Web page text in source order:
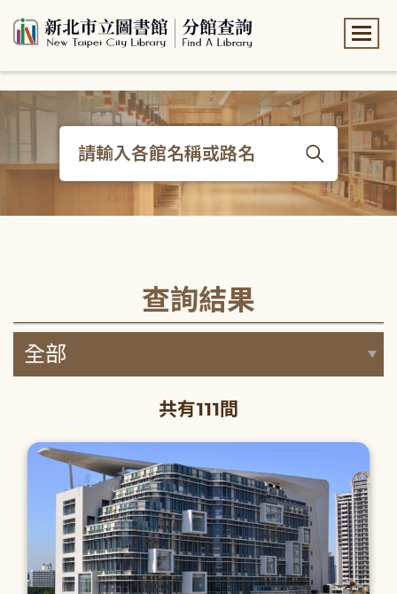
查詢結果
共有111間